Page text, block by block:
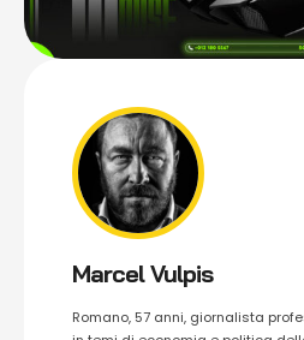
Marcel Vulpis
Romano, 57 anni, giornalista